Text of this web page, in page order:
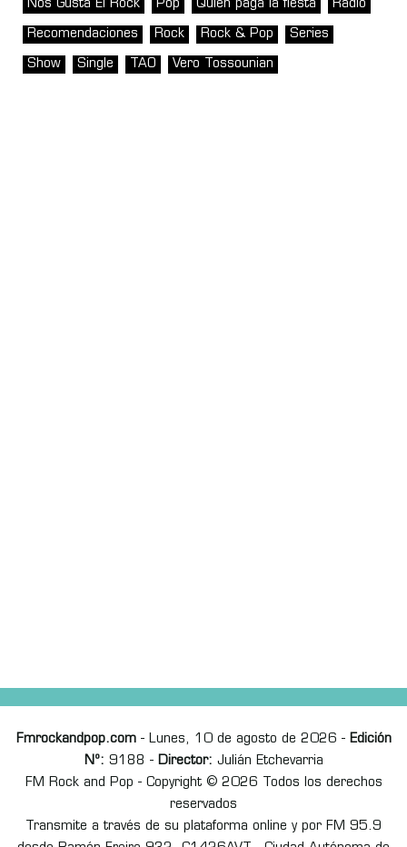
Nos Gusta El Rock Pop Quién paga la fiesta Radio
Recomendaciones Rock Rock & Pop Series
Show Single TAO Vero Tossounian
Fmrockandpop.com- Lunes, 10 de agosto de 2026 - Edición
Nº: 9188 - Director: Julián Etchevarria
FM Rock and Pop - Copyright © 2026 Todos los derechos
reservados
Transmite a través de su plataforma online y por FM 95.9